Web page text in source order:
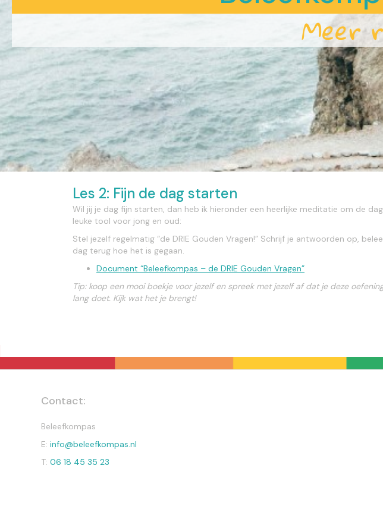
Meer
Les 2: Fijn de dag starten
Wil jij je dag fijn starten, dan heb ik hieronder een heerlijke meditatie om de
leuke tool voor jong en oud:
Stel jezelf regelmatig “de DRIE Gouden Vragen!” Schrijf je antwoorden op,
dag terug hoe het is gegaan.
Document “Beleefkompas – de DRIE Gouden Vragen”
Tip: koop een mooi boekje voor jezelf en spreek met jezelf af dat je deze
lang doet. Kijk wat het je brengt!
Contact:
Beleefkompas
E: info@beleefkompas.nl
T: 06 18 45 35 23